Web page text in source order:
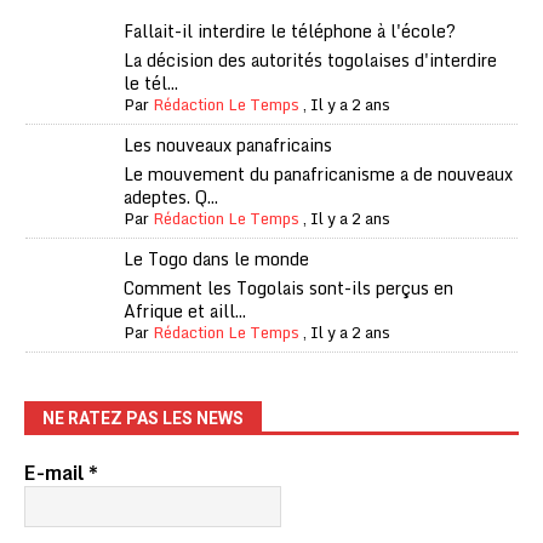
Fallait-il interdire le téléphone à l'école?
La décision des autorités togolaises d'interdire
le tél...
ParRédaction Le Temps, Il y a 2 ans
Les nouveaux panafricains
Le mouvement du panafricanisme a de nouveaux
adeptes. Q...
ParRédaction Le Temps, Il y a 2 ans
Le Togo dans le monde
Comment les Togolais sont-ils perçus en
Afrique et aill...
ParRédaction Le Temps, Il y a 2 ans
NE RATEZ PAS LES NEWS
E-mail*